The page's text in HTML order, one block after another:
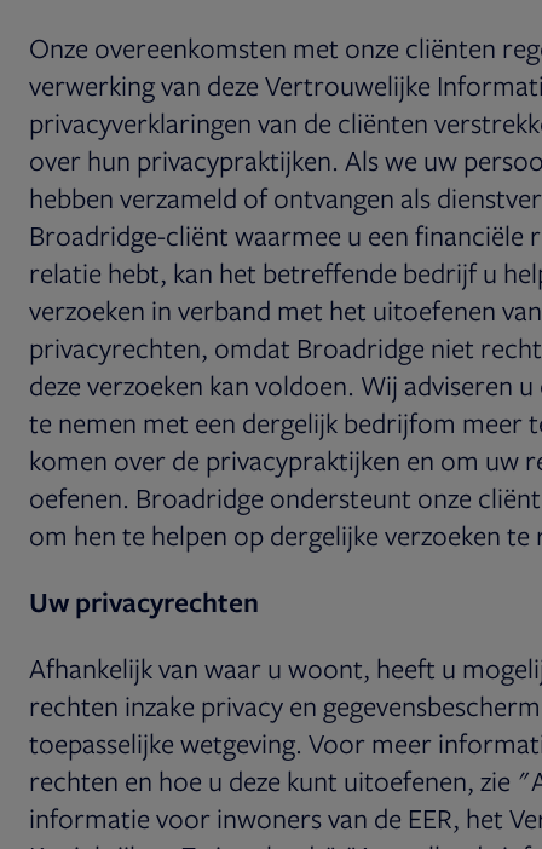
Onze overeenkomsten met onze cliënten
verwerking van deze Vertrouwelijke
privacyverklaringen van de cliënten
over hun privacypraktijken. Als we uw
hebben verzameld of ontvangen als
Broadridge-cliënt waarmee u een financiële
relatie hebt, kan het betreffende bedrijf u
verzoeken in verband met het uitoefenen
privacyrechten, omdat Broadridge niet
deze verzoeken kan voldoen. Wij adviseren
te nemen met een dergelijk bedrijfom meer
komen over de privacypraktijken en om uw
oefenen. Broadridge ondersteunt onze
om hen te helpen op dergelijke verzoeken te
Uw privacyrechten
Afhankelijk van waar u woont, heeft u
rechten inzake privacy en
toepasselijke wetgeving. Voor meer
rechten en hoe u deze kunt uitoefenen, zie
informatie voor inwoners van de EER, het